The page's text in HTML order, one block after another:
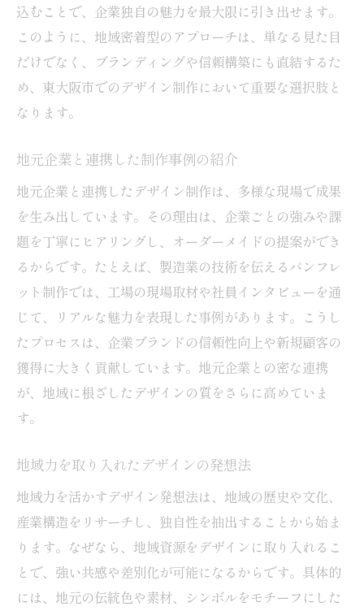
込むことで、企業独自の魅力を最大限に引き出せます。
このように、地域密着型のアプローチは、単なる見た目
だけでなく、ブランディングや信頼構築にも直結するた
め、東大阪市でのデザイン制作において重要な選択肢と
なります。
地元企業と連携した制作事例の紹介
地元企業と連携したデザイン制作は、多様な現場で成果
を生み出しています。その理由は、企業ごとの強みや課
題を丁寧にヒアリングし、オーダーメイドの提案ができ
るからです。たとえば、製造業の技術を伝えるパンフレ
ット制作では、工場の現場取材や社員インタビューを通
じて、リアルな魅力を表現した事例があります。こうし
たプロセスは、企業ブランドの信頼性向上や新規顧客の
獲得に大きく貢献しています。地元企業との密な連携
が、地域に根ざしたデザインの質をさらに高めていま
す。
地域力を取り入れたデザインの発想法
地域力を活かすデザイン発想法は、地域の歴史や文化、
産業構造をリサーチし、独自性を抽出することから始ま
ります。なぜなら、地域資源をデザインに取り入れるこ
とで、強い共感や差別化が可能になるからです。具体的
には、地元の伝統色や素材、シンボルをモチーフにした